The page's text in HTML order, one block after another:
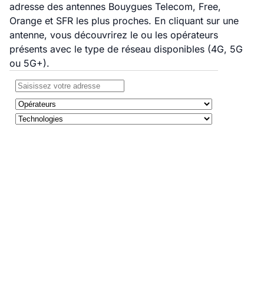
adresse des antennes Bouygues Telecom, Free,
Orange et SFR les plus proches. En cliquant sur une
antenne, vous découvrirez le ou les opérateurs
présents avec le type de réseau disponibles (4G, 5G
ou 5G+).